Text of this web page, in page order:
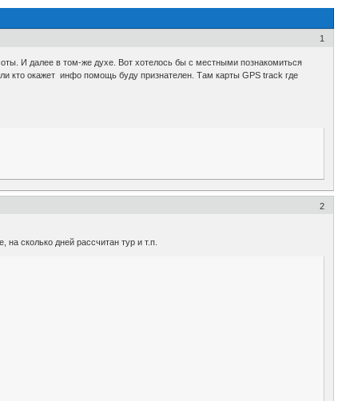
1
И далее в том-же духе. Вот хотелось бы с местными познакомиться
кто окажет инфо помощь буду признателен. Там карты GPS track где
2
сколько дней рассчитан тур и т.п.